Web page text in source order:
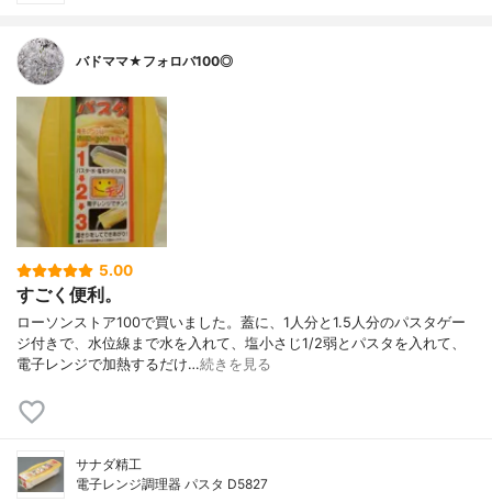
バドママ★フォロバ100◎
5.00
すごく便利。
ローソンストア100で買いました。蓋に、1人分と1.5人分のパスタゲー
ジ付きで、水位線まで水を入れて、塩小さじ1/2弱とパスタを入れて、
電子レンジで加熱するだけ…続きを見る
サナダ精工
電子レンジ調理器 パスタ D5827